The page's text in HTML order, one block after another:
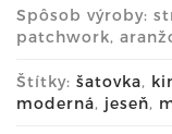
Spôsob výroby:
patchwork,
Štítky: šatovka,
moderná, jeseň,